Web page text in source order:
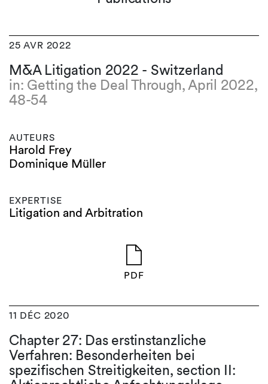
25 AVR 2022
M&A Litigation 2022 - Switzerland
in: Getting the Deal Through, April 2022,
48-54
AUTEURS
Harold Frey
Dominique Müller
EXPERTISE
Litigation and Arbitration
PDF
11 DÉC 2020
Chapter 27: Das erstinstanzliche
Verfahren: Besonderheiten bei
spezifischen Streitigkeiten, section II: